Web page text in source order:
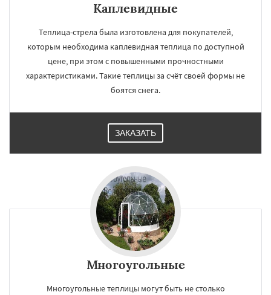
Каплевидные
Теплица-стрела была изготовлена для покупателей,
которым необходима каплевидная теплица по доступной
цене, при этом с повышенными прочностными
характеристиками. Такие теплицы за счёт своей формы не
боятся снега.
ЗАКАЗАТЬ
Многоугольные
Многоугольные теплицы могут быть не столько